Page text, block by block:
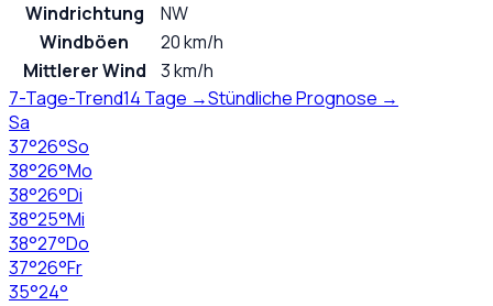
Windrichtung
NW
Windböen
20 km/h
Mittlerer Wind
3 km/h
7-Tage-Trend14 Tage →Stündliche Prognose →
Sa
37°26°So
38°26°Mo
38°26°Di
38°25°Mi
38°27°Do
37°26°Fr
35°24°